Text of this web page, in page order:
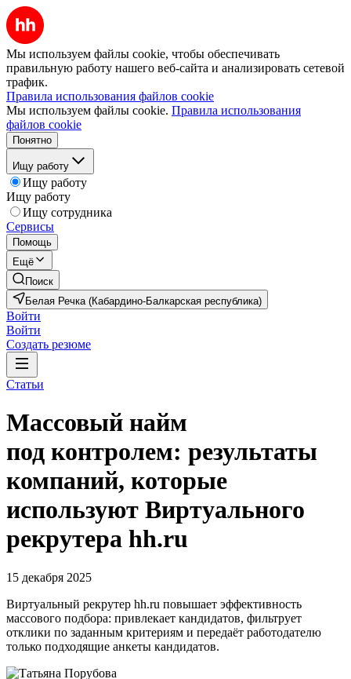
Мы используем файлы cookie, чтобы обеспечивать
правильную работу нашего веб-сайта и анализировать сетевой
трафик.
Правила использования файлов cookie
Мы используем файлы cookie. Правила использования
файлов cookie
Понятно
Ищу работу
Ищу работу
Ищу работу
Ищу сотрудника
Сервисы
Помощь
Ещё
Поиск
Белая Речка (Кабардино-Балкарская республика)
Войти
Войти
Создать резюме
Статьи
Массовый найм
под контролем: результаты
компаний, которые
используют Виртуального
рекрутера hh.ru
15 декабря 2025
Виртуальный рекрутер hh.ru повышает эффективность
массового подбора: привлекает кандидатов, фильтрует
отклики по заданным критериям и передаёт работодателю
только подходящие анкеты кандидатов.